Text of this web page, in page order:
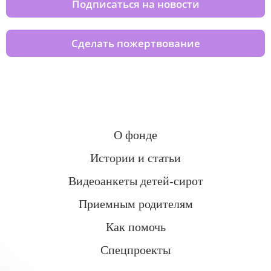
Подписаться на новости
Сделать пожертвование
О фонде
Истории и статьи
Видеоанкеты детей-сирот
Приемным родителям
Как помочь
Спецпроекты